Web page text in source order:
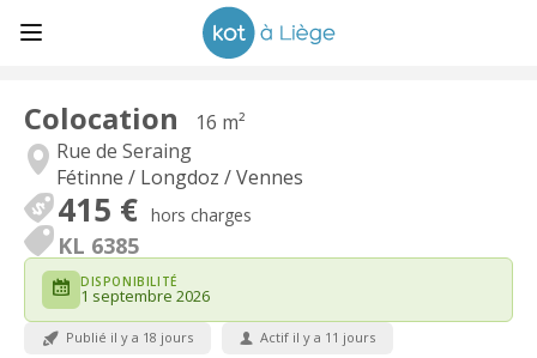
Colocation
16 m²
Rue de Seraing
Fétinne / Longdoz / Vennes
415 € hors charges
KL 6385
DISPONIBILITÉ
1 septembre 2026
Publié il y a 18 jours Actif il y a 11 jours